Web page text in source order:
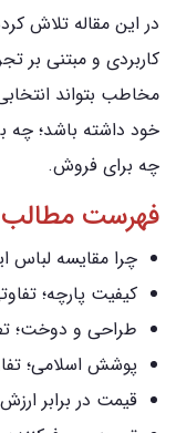
در این مقاله تلاش
کاربردی و مبتنی بر
مخاطب بتواند
خود داشته باشد؛
چه برای فروش.
فهرست مطالب
چرا مقایسه لباس
کیفیت پارچه؛
طراحی و دوخت؛
پوشش اسلامی؛
قیمت در برابر